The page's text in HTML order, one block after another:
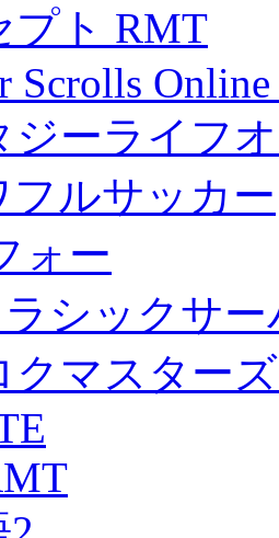
プト RMT
Scrolls
ジーライフ
フルサッカー
ォー
シックサ
クマスター